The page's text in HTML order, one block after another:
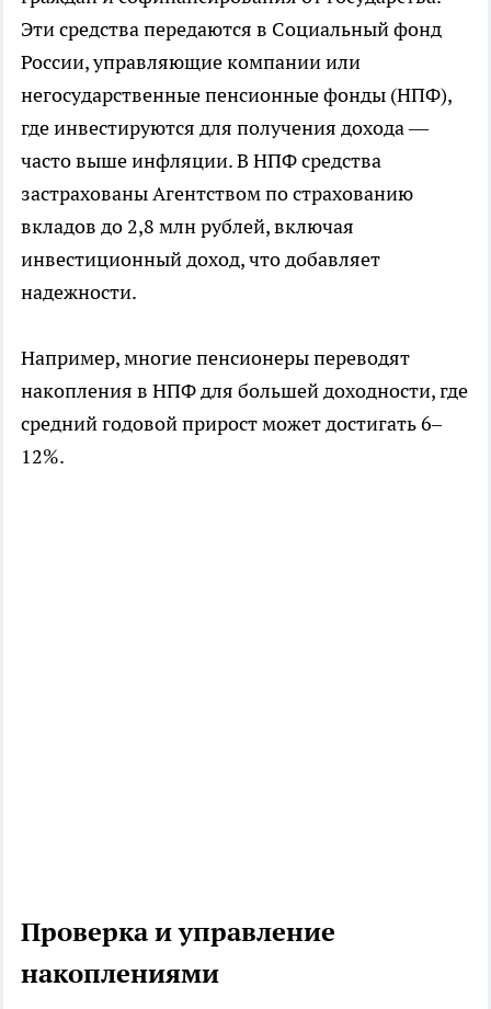
Эти средства передаются в Социальный фонд
России, управляющие компании или
негосударственные пенсионные фонды (НПФ),
где инвестируются для получения дохода —
часто выше инфляции. В НПФ средства
застрахованы Агентством по страхованию
вкладов до 2,8 млн рублей, включая
инвестиционный доход, что добавляет
надежности.
Например, многие пенсионеры переводят
накопления в НПФ для большей доходности, где
средний годовой прирост может достигать 6–
12%.​
Проверка и управление
накоплениями